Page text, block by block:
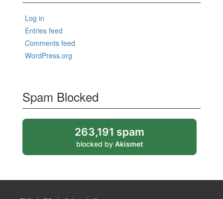
Log in
Entries feed
Comments feed
WordPress.org
Spam Blocked
263,191 spam
blocked by Akismet